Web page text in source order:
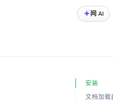
问 AI
安装
文档加载